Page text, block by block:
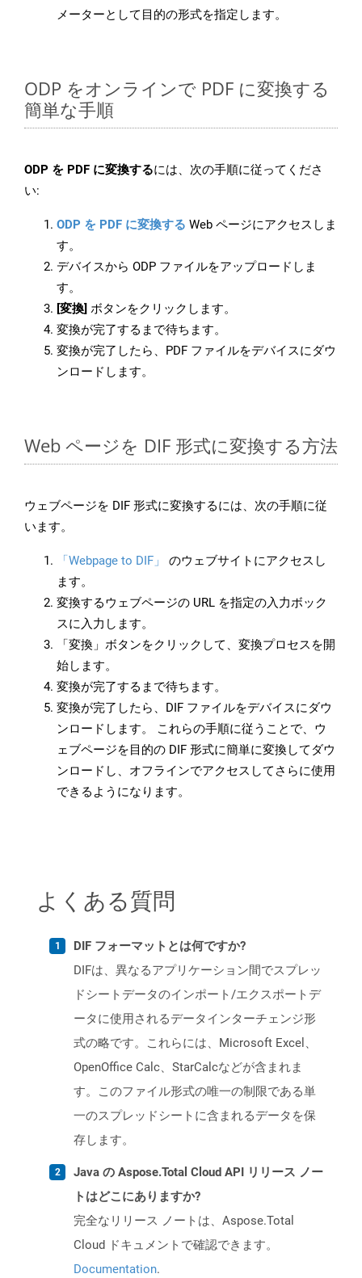
メーターとして目的の形式を指定します。
ODP をオンラインで PDF に変換する
簡単な手順
ODP を PDF に変換するには、次の手順に従ってくださ
い:
ODP を PDF に変換する Web ページにアクセスしま
す。
デバイスから ODP ファイルをアップロードしま
す。
[変換] ボタンをクリックします。
変換が完了するまで待ちます。
変換が完了したら、PDF ファイルをデバイスにダウ
ンロードします。
Web ページを DIF 形式に変換する方法
ウェブページを DIF 形式に変換するには、次の手順に従
います。
「Webpage to DIF」
のウェブサイトにアクセスし
ます。
変換するウェブページの URL を指定の入力ボック
スに入力します。
「変換」ボタンをクリックして、変換プロセスを開
始します。
変換が完了するまで待ちます。
変換が完了したら、DIF ファイルをデバイスにダウ
ンロードします。 これらの手順に従うことで、ウ
ェブページを目的の DIF 形式に簡単に変換してダウ
ンロードし、オフラインでアクセスしてさらに使用
できるようになります。
よくある質問
DIF フォーマットとは何ですか?
DIFは、異なるアプリケーション間でスプレッ
ドシートデータのインポート/エクスポートデ
ータに使用されるデータインターチェンジ形
式の略です。これらには、Microsoft Excel、
OpenOffice Calc、StarCalcなどが含まれま
す。このファイル形式の唯一の制限である単
一のスプレッドシートに含まれるデータを保
存します。
Java の Aspose.Total Cloud API リリース ノー
トはどこにありますか?
完全なリリース ノートは、Aspose.Total
Cloud ドキュメントで確認できます。
Documentation.